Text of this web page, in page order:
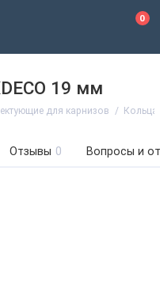
0
19 мм
для карнизов Кольца
Отзывы 0 Вопросы и